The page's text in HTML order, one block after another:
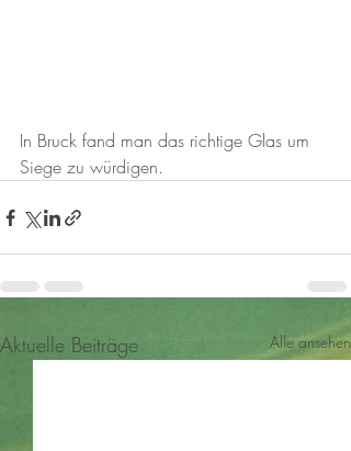
In Bruck fand man das richtige Glas um
Siege zu würdigen.
Aktuelle Beiträge Alle ansehen